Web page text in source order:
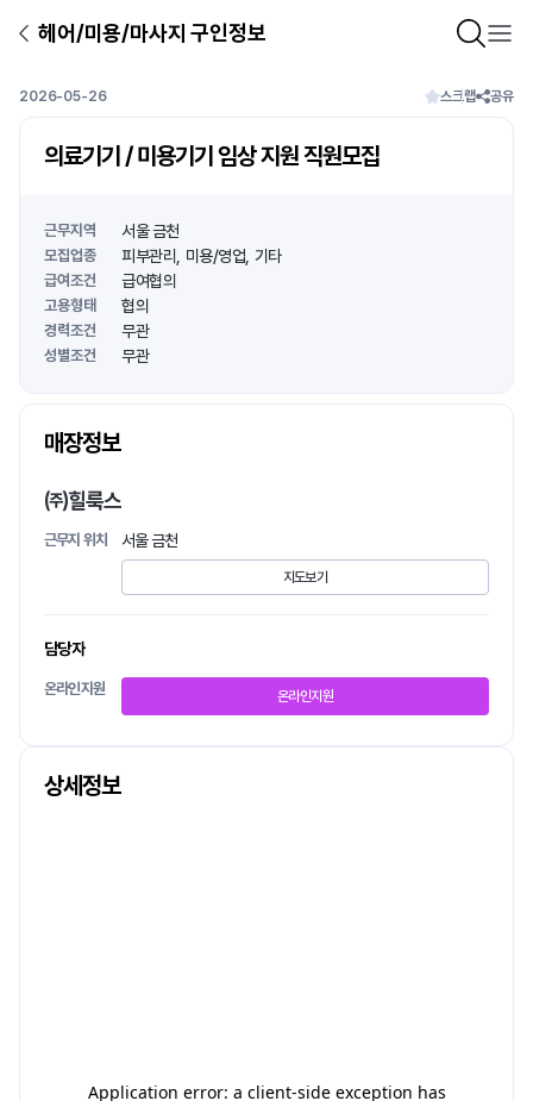
헤어/미용/마사지 구인정보
2026-05-26 스크랩 공유
의료기기 / 미용기기 임상 지원 직원모집
근무지역 서울 금천
모집업종 피부관리 미용/영업 기타
급여조건 급여협의
고용형태 협의
경력조건 무관
성별조건 무관
매장정보
㈜힐룩스
근무지 위치 서울 금천
지도보기
담당자
온라인지원 온라인지원
상세정보